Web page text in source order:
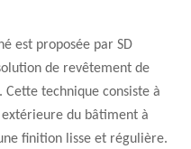
est proposée par SD
de revêtement de
technique consiste à
du bâtiment à
finition lisse et régulière.